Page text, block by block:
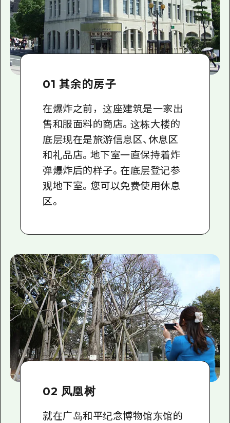
01 其余的房子
在爆炸之前，这座建筑是一家出
售和服面料的商店。这栋大楼的
底层现在是旅游信息区、休息区
和礼品店。地下室一直保持着炸
弹爆炸后的样子。在底层登记参
观地下室。您可以免费使用休息
区。
02 凤凰树
就在广岛和平纪念博物馆东馆的